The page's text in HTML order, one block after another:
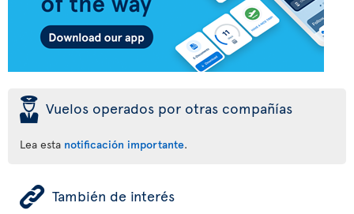
þ Vuelos operados por otras compañías
Lea esta notificación importante.
ÿ También de interés